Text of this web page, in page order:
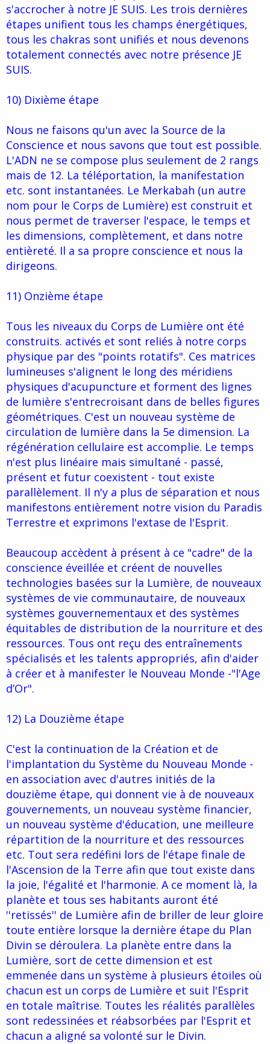
s'accrocher à notre JE SUIS. Les trois dernières
étapes unifient tous les champs énergétiques,
tous les chakras sont unifiés et nous devenons
totalement connectés avec notre présence JE
SUIS.
10) Dixième étape
Nous ne faisons qu'un avec la Source de la
Conscience et nous savons que tout est possible.
L'ADN ne se compose plus seulement de 2 rangs
mais de 12. La téléportation, la manifestation
etc. sont instantanées. Le Merkabah (un autre
nom pour le Corps de Lumière) est construit et
nous permet de traverser l'espace, le temps et
les dimensions, complètement, et dans notre
entièreté. Il a sa propre conscience et nous la
dirigeons.
11) Onzième étape
Tous les niveaux du Corps de Lumière ont été
construits. activés et sont reliés à notre corps
physique par des "points rotatifs". Ces matrices
lumineuses s'alignent le long des méridiens
physiques d'acupuncture et forment des lignes
de lumière s'entrecroisant dans de belles figures
géométriques. C'est un nouveau système de
circulation de lumière dans la 5e dimension. La
régénération cellulaire est accomplie. Le temps
n'est plus linéaire mais simultané - passé,
présent et futur coexistent - tout existe
parallèlement. Il n'y a plus de séparation et nous
manifestons entièrement notre vision du Paradis
Terrestre et exprimons l'extase de l'Esprit.
Beaucoup accèdent à présent à ce "cadre" de la
conscience éveillée et créent de nouvelles
technologies basées sur la Lumière, de nouveaux
systèmes de vie communautaire, de nouveaux
systèmes gouvernementaux et des systèmes
équitables de distribution de la nourriture et des
ressources. Tous ont reçu des entraînements
spécialisés et les talents appropriés, afin d'aider
à créer et à manifester le Nouveau Monde -"l'Age
d’Or".
12) La Douzième étape
C'est la continuation de la Création et de
l'implantation du Système du Nouveau Monde -
en association avec d'autres initiés de la
douzième étape, qui donnent vie à de nouveaux
gouvernements, un nouveau système financier,
un nouveau système d'éducation, une meilleure
répartition de la nourriture et des ressources
etc. Tout sera redéfini lors de l'étape finale de
l'Ascension de la Terre afin que tout existe dans
la joie, l'égalité et l'harmonie. A ce moment là, la
planète et tous ses habitants auront été
''retissés'' de Lumière afin de briller de leur gloire
toute entière lorsque la dernière étape du Plan
Divin se déroulera. La planète entre dans la
Lumière, sort de cette dimension et est
emmenée dans un système à plusieurs étoiles où
chacun est un corps de Lumière et suit l'Esprit
en totale maîtrise. Toutes les réalités parallèles
sont redessinées et réabsorbées par l'Esprit et
chacun a aligné sa volonté sur le Divin.